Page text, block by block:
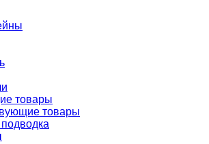
товары
товары